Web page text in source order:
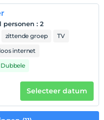
in rekening gebracht
6 per kamer
personen : 2
zittende groep
TV
internet
Dubbele
Selecteer datum